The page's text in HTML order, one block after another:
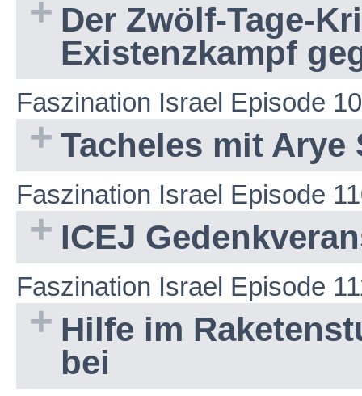
Der Zwölf-Tage-
Existenzkampf
Faszination Israel Episode
Tacheles mit Arye
Faszination Israel Episode
ICEJ
Faszination Israel Episode
Hilfe im
bei